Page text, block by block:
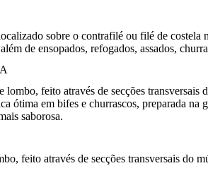
sobre o contrafilé ou filé de costela
de ensopados, refogados, assados,
lombo, feito através de secções
ótima em bifes e churrascos, preparada
saborosa.
feito através de secções transversais